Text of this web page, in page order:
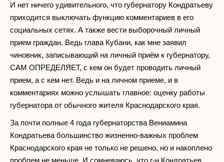
И нет ничего удивительного, что губернатору Кондратьеву
приходится выключать функцию комментариев в его
социальных сетях. А также вести выборочный личный
прием граждан. Ведь глава Кубани, как мне заявил
чиновник, записывающий на личный приём к губернатору,
САМ ОПРЕДЕЛЯЕТ, с кем он будет проводить личный
прием, а с кем нет. Ведь и на личном приеме, и в
комментариях можно услышать главное: оценку работы
губернатора от обычного жителя Краснодарского края.
За почти полные 4 года губернаторства Вениамина
Кондратьева большинство жизненно-важных проблем
Краснодарского края не только не решено, но и накоплено
проблем не меньше. И сомневаюсь, что г-н Кондратьев